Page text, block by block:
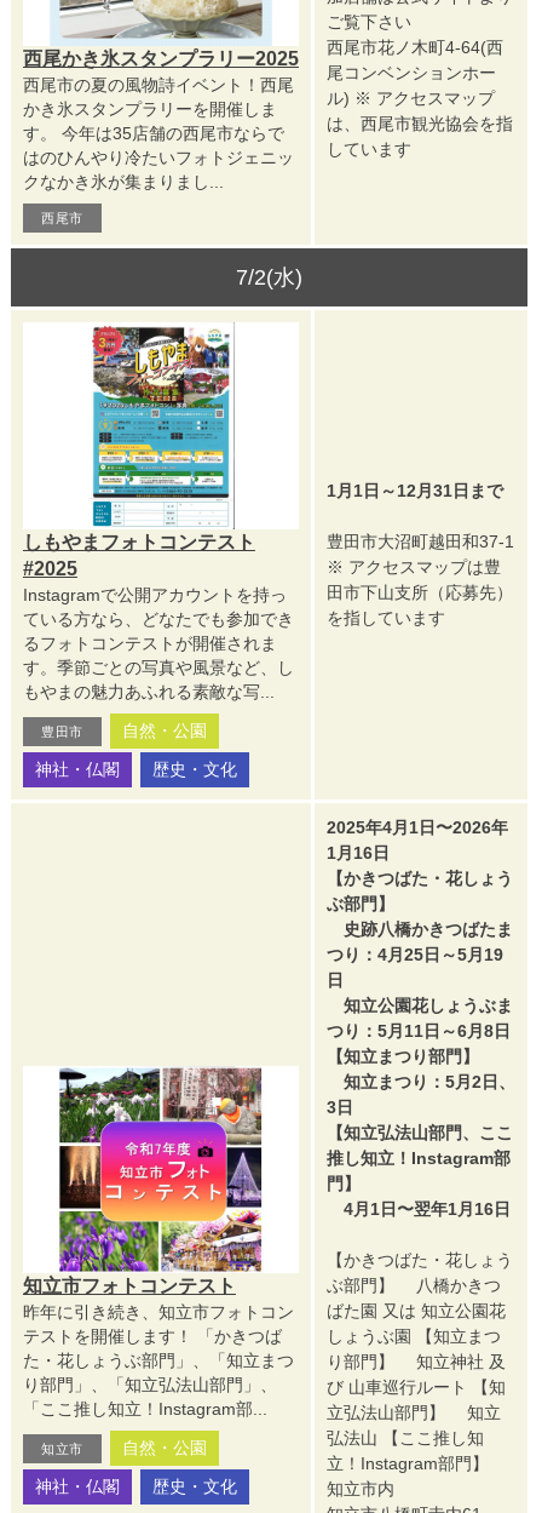
西尾かき氷スタンプラリー2025
西尾市の夏の風物詩イベント！西尾
かき氷スタンプラリーを開催しま
す。 今年は35店舗の西尾市ならで
はのひんやり冷たいフォトジェニッ
クなかき氷が集まりまし...
西尾市
ご覧下さい
西尾市花ノ木町4-64(西
尾コンベンションホー
ル) ※ アクセスマップ
は、西尾市観光協会を指
しています
7/2(水)
しもやまフォトコンテスト
#2025
Instagramで公開アカウントを持っ
ている方なら、どなたでも参加でき
るフォトコンテストが開催されま
す。季節ごとの写真や風景など、し
もやまの魅力あふれる素敵な写...
豊田市
自然・公園
神社・仏閣
歴史・文化
1月1日～12月31日まで
豊田市大沼町越田和37-1
※ アクセスマップは豊
田市下山支所（応募先）
を指しています
知立市フォトコンテスト
昨年に引き続き、知立市フォトコン
テストを開催します！ 「かきつば
た・花しょうぶ部門」、「知立まつ
り部門」、「知立弘法山部門」、
「ここ推し知立！Instagram部...
知立市
自然・公園
神社・仏閣
歴史・文化
2025年4月1日〜2026年
1月16日
【かきつばた・花しょう
ぶ部門】
史跡八橋かきつばたま
つり：4月25日～5月19
日
知立公園花しょうぶま
つり：5月11日～6月8日
【知立まつり部門】
知立まつり：5月2日、
3日
【知立弘法山部門、ここ
推し知立！Instagram部
門】
4月1日〜翌年1月16日
【かきつばた・花しょう
ぶ部門】 八橋かきつ
ばた園 又は 知立公園花
しょうぶ園 【知立まつ
り部門】 知立神社 及
び 山車巡行ルート 【知
立弘法山部門】 知立
弘法山 【ここ推し知
立！Instagram部門】
知立市内